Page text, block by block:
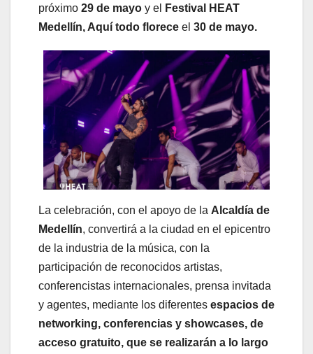
próximo 29 de mayo y el
Festival HEAT
Medellín, Aquí todo florece el 30 de mayo.
La celebración, con el apoyo de la Alcaldía de
Medellín, convertirá a la ciudad en el epicentro
de la industria de la música, con la
participación de reconocidos artistas,
conferencistas internacionales, prensa invitada
y agentes, mediante los diferentes espacios de
networking, conferencias y showcases, de
acceso gratuito, que se realizarán a lo largo